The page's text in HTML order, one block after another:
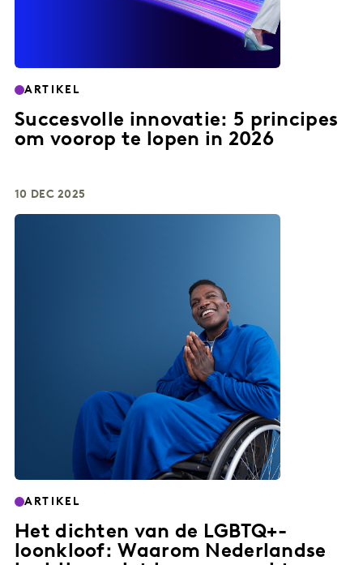
ARTIKEL
Succesvolle innovatie: 5 principes
om voorop te lopen in 2026
10 DEC 2025
ARTIKEL
Het dichten van de LGBTQ+-
loonkloof: Waarom Nederlandse